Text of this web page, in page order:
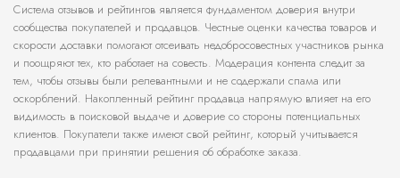
Система отзывов и рейтингов является фундаментом доверия внутри
сообщества покупателей и продавцов. Честные оценки качества товаров и
скорости доставки помогают отсеивать недобросовестных участников рынка
и поощряют тех, кто работает на совесть. Модерация контента следит за
тем, чтобы отзывы были релевантными и не содержали спама или
оскорблений. Накопленный рейтинг продавца напрямую влияет на его
видимость в поисковой выдаче и доверие со стороны потенциальных
клиентов. Покупатели также имеют свой рейтинг, который учитывается
продавцами при принятии решения об обработке заказа.